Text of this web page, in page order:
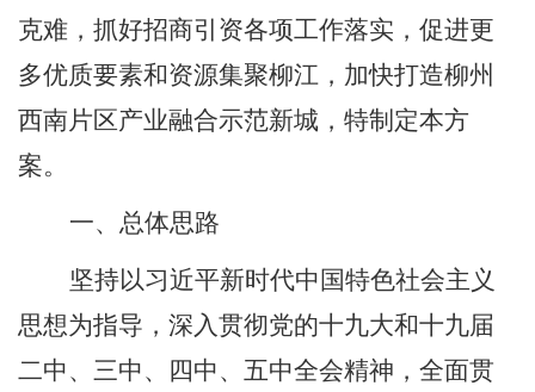
克难，抓好招商引资各项工作落实， 促进更
多优质要素和资源集聚柳江， 加快打造柳州
西南片区产业融合示范新城，特制定本方
案。
一、总体思路
坚持以习近平新时代中国特色社会主义
思想为指导，深入贯彻党的十九大和十九届
二中、三中、四中、五中全会精神，全面贯